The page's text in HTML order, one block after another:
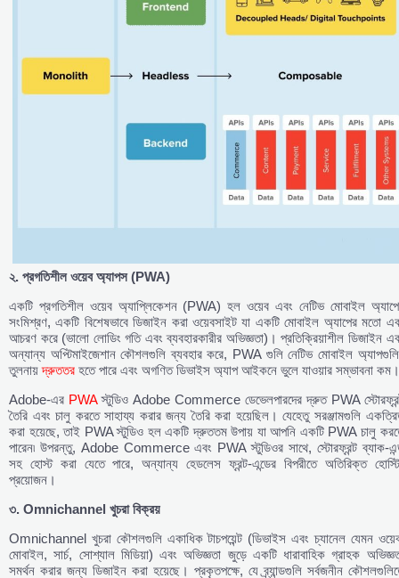
২. প্রগতিশীলওয়েবঅ্যাপস (PWA)
একটি প্রগতিশীল ওয়েব অ্যাপ্লিকেশন (PWA) হল ওয়েব এবং নেটিভ মোবাইল
সংমিশ্রণ, একটি বিশেষভাবে ডিজাইন করা ওয়েবসাইট যা একটি মোবাইল অ্যাপের মতো
আচরণ করে (ভালো লোডিং গতি এবং ব্যবহারকারীর অভিজ্ঞতা)। প্রতিক্রিয়াশীল ডিজাইন
অন্যান্য অপ্টিমাইজেশান কৌশলগুলি ব্যবহার করে, PWA গুলি নেটিভ মোবাইল
তুলনায়দ্রুততর হতে পারে এবং অগণিত ডিভাইস অ্যাপ আইকনে ভুলে যাওয়ার সম্ভাবনা কম।
Adobe-এর PWAস্টুডিও Adobe Commerce ডেভেলপারদের দ্রুত PWA
তৈরি এবং চালু করতে সাহায্য করার জন্য তৈরি করা হয়েছিল। যেহেতু সরঞ্জামগুলি
করা হয়েছে, তাই PWA স্টুডিও হল একটি দ্রুততম উপায় যা আপনি একটি PWA চালু
পারেন৷ উপরন্তু, Adobe Commerce এবং PWA স্টুডিওর সাথে, স্টোরফ্রন্ট ব্যাক-
সহ হোস্ট করা যেতে পারে, অন্যান্য হেডলেস ফ্রন্ট-এন্ডের বিপরীতে অতিরিক্ত
প্রয়োজন।
৩. Omnichannel খুচরাবিক্রয়
Omnichannel খুচরা কৌশলগুলি একাধিক টাচপয়েন্ট (ডিভাইস এবং চ্যানেল যেমন
মোবাইল, সার্চ, সোশ্যাল মিডিয়া) এবং অভিজ্ঞতা জুড়ে একটি ধারাবাহিক গ্রাহক
সমর্থন করার জন্য ডিজাইন করা হয়েছে। প্রকৃতপক্ষে, যে ব্র্যান্ডগুলি সর্বজনীন